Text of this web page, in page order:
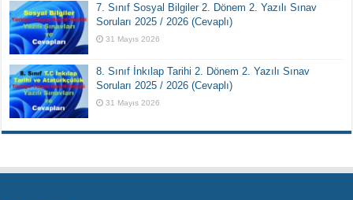
7. Sınıf Sosyal Bilgiler 2. Dönem 2. Yazılı Sınav
Soruları 2025 / 2026 (Cevaplı)
31 Mayıs 2026
8. Sınıf İnkılap Tarihi 2. Dönem 2. Yazılı Sınav
Soruları 2025 / 2026 (Cevaplı)
31 Mayıs 2026